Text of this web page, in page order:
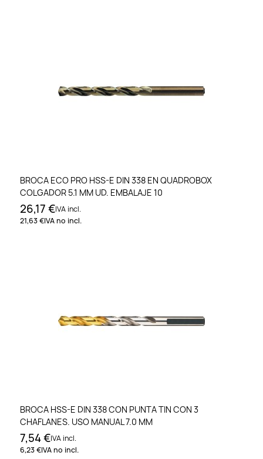
BROCA ECO PRO HSS-E DIN 338 EN QUADROBOX
COLGADOR 5.1 MM UD. EMBALAJE 10
26,17 €IVA incl.
21,63 €IVA no incl.
BROCA HSS-E DIN 338 CON PUNTA TIN CON 3
CHAFLANES. USO MANUAL 7.0 MM
7,54 €IVA incl.
6,23 €IVA no incl.